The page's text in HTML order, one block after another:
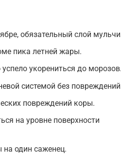
обязательный слой
пика летней жары.
укорениться до морозов.
системой без
повреждений коры.
на уровне поверхности
один саженец.